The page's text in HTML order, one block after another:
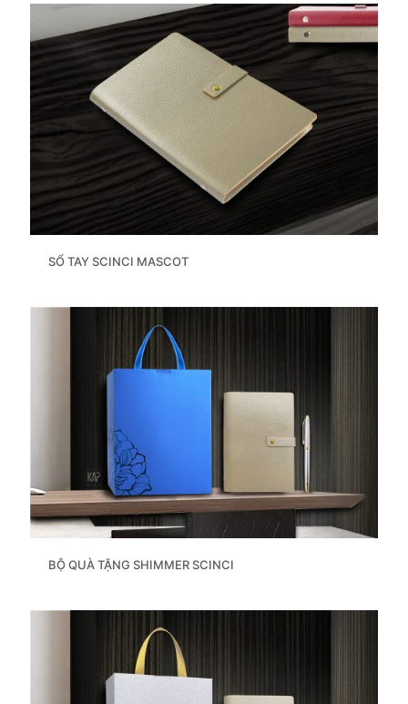
SỔ TAY SCINCI MASCOT
BỘ QUÀ TẶNG SHIMMER SCINCI